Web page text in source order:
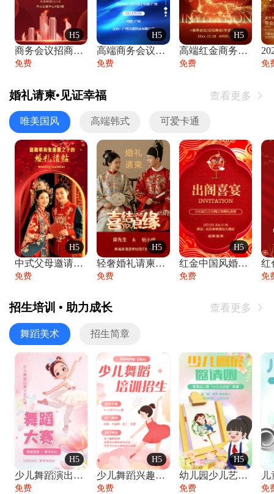
H5
商务会议招商展会科技峰会邀请函年会邀请
免费
H5
高端商务会议招商加盟展会峰会论坛邀请函
免费
H5
高端红金商务会议年会年终盛典答谢邀请函
免费 免
婚礼请柬•见证幸福 查看更多 
唯美国风 高端韩式 可爱卡通
H5
中式父母邀请函婚礼结婚请柬请贴父母邀请方
免费
H5
轻奢婚礼请柬婚礼邀请函结婚照请帖
免费
H5
红金中国风婚礼请柬出阁喜宴嫁女请帖出阁宴
免费 免
招生培训 • 助力成长 查看更多 
舞蹈美术 招生简章
H5
少儿舞蹈演出舞蹈比赛跳舞大赛文艺汇演活动
免费
H5
少儿舞蹈兴趣班艺术培训学校招生宣传
免费
H5
幼儿园少儿艺术展览绘画展摄影作品展美术展
免费 免